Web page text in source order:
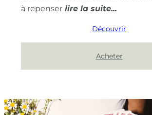
à repenser
Découvrir
Acheter